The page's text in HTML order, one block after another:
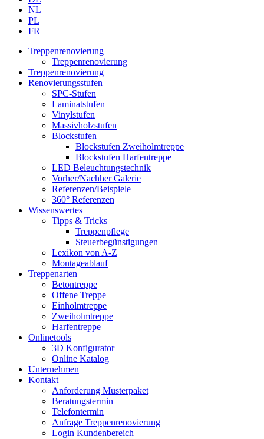
NL
PL
FR
Treppenrenovierung
Treppenrenovierung
Treppenrenovierung
Renovierungsstufen
SPC-Stufen
Laminatstufen
Vinylstufen
Massivholzstufen
Blockstufen
Blockstufen Zweiholmtreppe
Blockstufen Harfentreppe
LED Beleuchtungstechnik
Vorher/Nachher Galerie
Referenzen/Beispiele
360° Referenzen
Wissenswertes
Tipps & Tricks
Treppenpflege
Steuerbegünstigungen
Lexikon von A-Z
Montageablauf
Treppenarten
Betontreppe
Offene Treppe
Einholmtreppe
Zweiholmtreppe
Harfentreppe
Onlinetools
3D Konfigurator
Online Katalog
Unternehmen
Kontakt
Anforderung Musterpaket
Beratungstermin
Telefontermin
Anfrage Treppenrenovierung
Login Kundenbereich